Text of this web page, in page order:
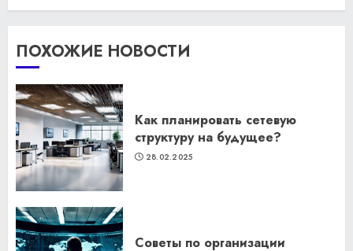
ПОХОЖИЕ НОВОСТИ
Как планировать сетевую
структуру на будущее?
28.02.2025
Советы по организации